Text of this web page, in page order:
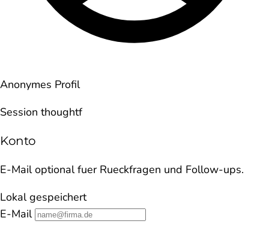
Anonymes Profil
Session thoughtf
Konto
E-Mail optional fuer Rueckfragen und Follow-ups.
Lokal gespeichert
E-Mail